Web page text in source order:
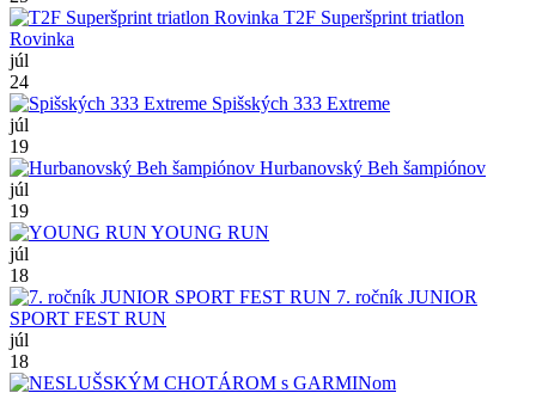
T2F Superšprint triatlon
Rovinka
júl
24
Spišských 333 Extreme
júl
19
Hurbanovský Beh šampiónov
júl
19
YOUNG RUN
júl
18
7. ročník JUNIOR
SPORT FEST RUN
júl
18